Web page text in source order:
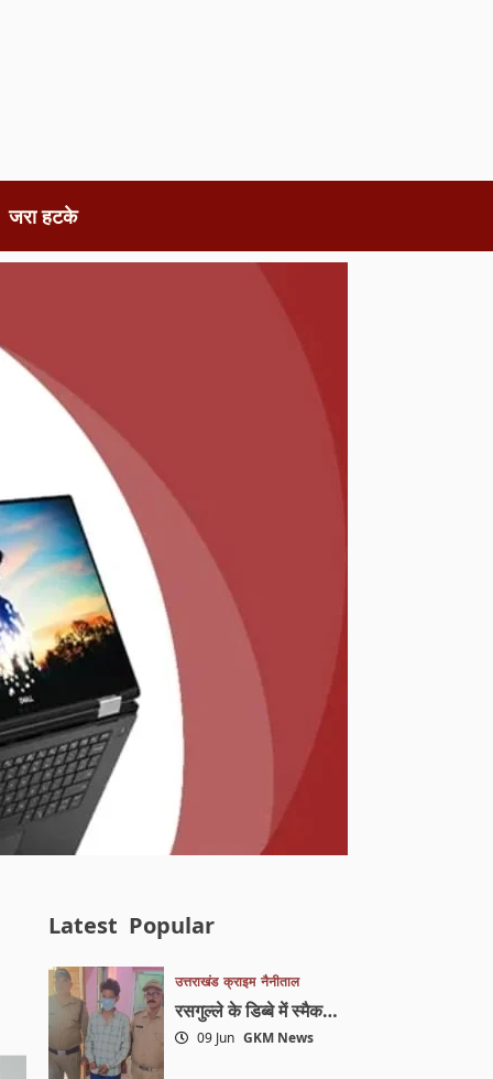
जरा हटके
Latest Popular
उत्तराखंड क्राइम नैनीताल
रसगुल्ले के डिब्बे में स्मैक…
09 Jun GKM News